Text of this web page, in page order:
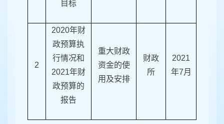
目标
2
2020年财
政预算执
行情况和
2021年财
政预算的
报告
重大财政
资金的使
用及安排
财政
所
2021
年7月